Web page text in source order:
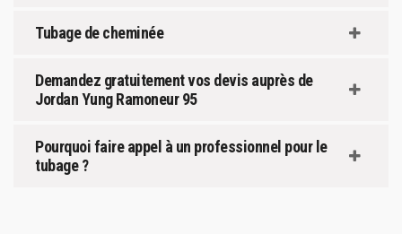
Tubage de cheminée
Demandez gratuitement vos devis auprès de
Jordan Yung Ramoneur 95
Pourquoi faire appel à un professionnel pour le
tubage ?